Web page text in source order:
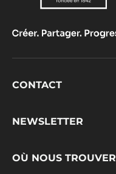
Footer
CONTACT
NEWSLETTER
OÙ NOUS TROUVER